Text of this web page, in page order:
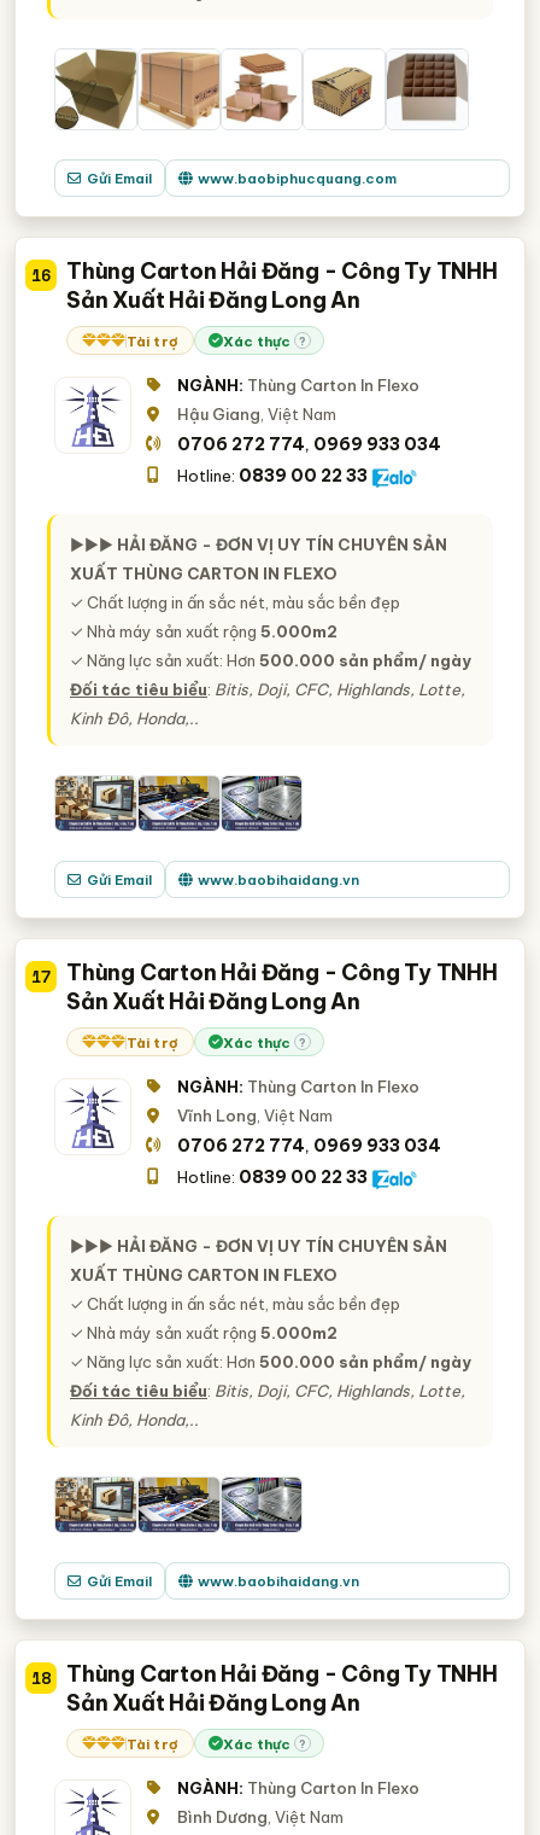
Gửi Email www.baobiphucquang.com
16
Thùng Carton Hải Đăng - Công Ty TNHH
Sản Xuất Hải Đăng Long An
Tài trợ Xác thực ?
NGÀNH: Thùng Carton In Flexo
Hậu Giang, Việt Nam
0706 272 774, 0969 933 034
Hotline: 0839 00 22 33
►►► HẢI ĐĂNG - ĐƠN VỊ UY TÍN CHUYÊN SẢN
XUẤT THÙNG CARTON IN FLEXO
✓ Chất lượng in ấn sắc nét, màu sắc bền đẹp
✓ Nhà máy sản xuất rộng 5.000m2
✓ Năng lực sản xuất: Hơn 500.000 sản phẩm/ ngày
Đối tác tiêu biểu: Bitis, Doji, CFC, Highlands, Lotte,
Kinh Đô, Honda,..
Gửi Email www.baobihaidang.vn
17
Thùng Carton Hải Đăng - Công Ty TNHH
Sản Xuất Hải Đăng Long An
Tài trợ Xác thực ?
NGÀNH: Thùng Carton In Flexo
Vĩnh Long, Việt Nam
0706 272 774, 0969 933 034
Hotline: 0839 00 22 33
►►► HẢI ĐĂNG - ĐƠN VỊ UY TÍN CHUYÊN SẢN
XUẤT THÙNG CARTON IN FLEXO
✓ Chất lượng in ấn sắc nét, màu sắc bền đẹp
✓ Nhà máy sản xuất rộng 5.000m2
✓ Năng lực sản xuất: Hơn 500.000 sản phẩm/ ngày
Đối tác tiêu biểu: Bitis, Doji, CFC, Highlands, Lotte,
Kinh Đô, Honda,..
Gửi Email www.baobihaidang.vn
18
Thùng Carton Hải Đăng - Công Ty TNHH
Sản Xuất Hải Đăng Long An
Tài trợ Xác thực ?
NGÀNH: Thùng Carton In Flexo
Bình Dương, Việt Nam